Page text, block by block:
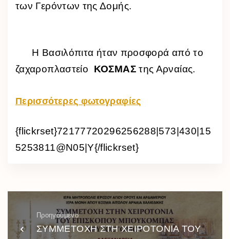
των Γερόντων της Δομής.
Η Βασιλόπιτα ήταν προσφορά από το
ζαχαροπλαστείο ΚΟΣΜΑΣτης Αρναίας.
Περισσότερες φωτογραφίες
{flickrset}72177720296256288|573|430|15
5253811@N05|Y{/flickrset}
Προηγούμενο
ΣΥΜΜΕΤΟΧΗ ΣΤΗ ΧΕΙΡΟΤΟΝΙΑ ΤΟΥ